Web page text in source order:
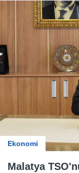
Ekonomi
Malatya